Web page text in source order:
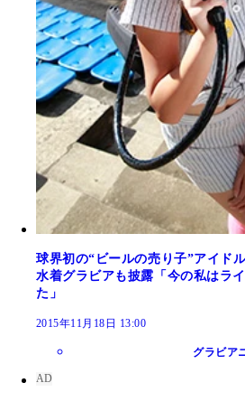
球界初の“ビールの売り子”アイド
水着グラビアも披露「今の私はラ
た」
2015年11月18日 13:00
グラビア